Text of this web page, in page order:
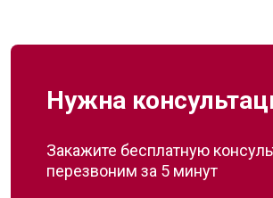
Нужна
Закажите бесплатную
перезвоним за 5 минут